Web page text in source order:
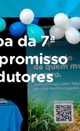
da 7ª